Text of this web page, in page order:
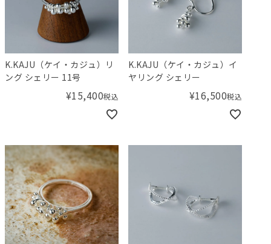
K.KAJU（ケイ・カジュ）リ
ング シェリー 11号
¥15,400税込
K.KAJU（ケイ・カジュ）イ
ヤリング シェリー
¥16,500税込